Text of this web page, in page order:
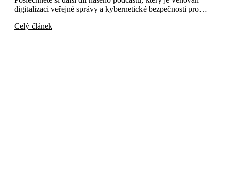
digitalizaci veřejné správy a kybernetické bezpečnosti pro…
Celý článek